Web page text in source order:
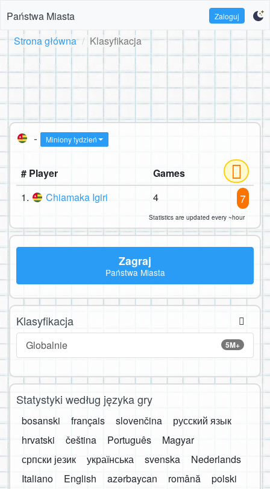
Państwa Miasta Zaloguj
Strona główna Klasyfikacja
- Miniony tydzień
# Player
Games
1.
Chiamaka Igiri 4 7
Statistics are updated every ~hour
Zagraj
Państwa Miasta
Klasyfikacja
5M+
Globalnie
Statystyki według języka gry
bosanski français slovenčina
русский язык
hrvatski
čeština Português
Magyar
српски језик
українська svenska
Nederlands
Italiano
English azərbaycan română
polski